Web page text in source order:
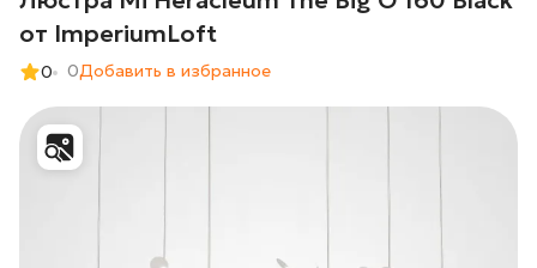
от ImperiumLoft
0 0Добавить в избранное